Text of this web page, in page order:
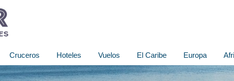
Cruceros Hoteles Vuelos El Caribe Europa